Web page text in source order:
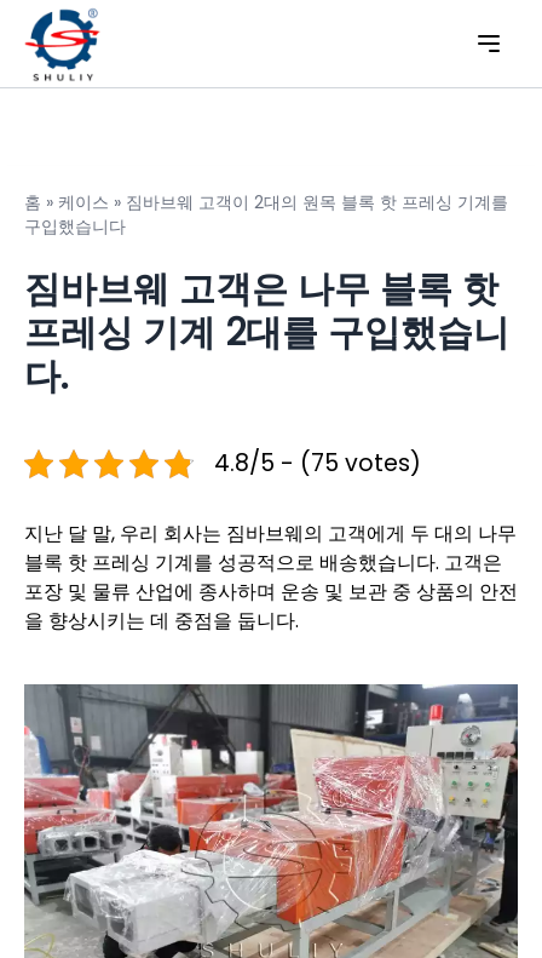
홈 » 케이스 » 짐바브웨 고객이 2대의 원목 블록 핫 프레싱 기계를
구입했습니다
짐바브웨 고객은 나무 블록 핫
프레싱 기계 2대를 구입했습니
다.
4.8/5 - (75 votes)
지난 달 말, 우리 회사는 짐바브웨의 고객에게 두 대의 나무
블록 핫 프레싱 기계를 성공적으로 배송했습니다. 고객은
포장 및 물류 산업에 종사하며 운송 및 보관 중 상품의 안전
을 향상시키는 데 중점을 둡니다.